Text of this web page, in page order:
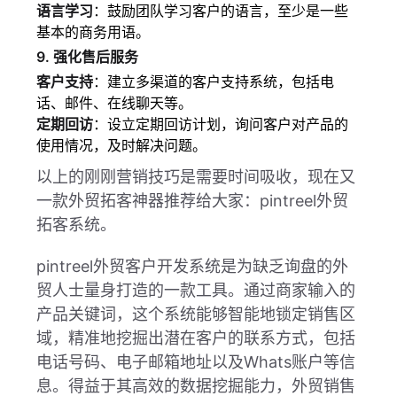
语言学习 ：鼓励团队学习客户的语言，至少是一些
基本的商务用语。
9. 强化售后服务
客户支持：建立多渠道的客户支持系统，包括电
话、邮件、在线聊天等。
定期回访：设立定期回访计划，询问客户对产品的
使用情况，及时解决问题。
以上的刚刚营销技巧是需要时间吸收，现在又
一款外贸拓客神器推荐给大家：pintreel外贸
拓客系统。
pintreel外贸客户开发系统是为缺乏询盘的外
贸人士量身打造的一款工具。通过商家输入的
产品关键词，这个系统能够智能地锁定销售区
域，精准地挖掘出潜在客户的联系方式，包括
电话号码、电子邮箱地址以及Whats账户等信
息。得益于其高效的数据挖掘能力，外贸销售